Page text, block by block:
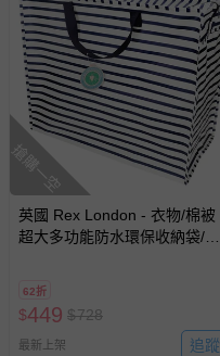
搶購一空
英國 Rex London - 衣物/棉被
超大多功能防水環保收納袋/萬
62折
$449 $728
最新上架 追蹤